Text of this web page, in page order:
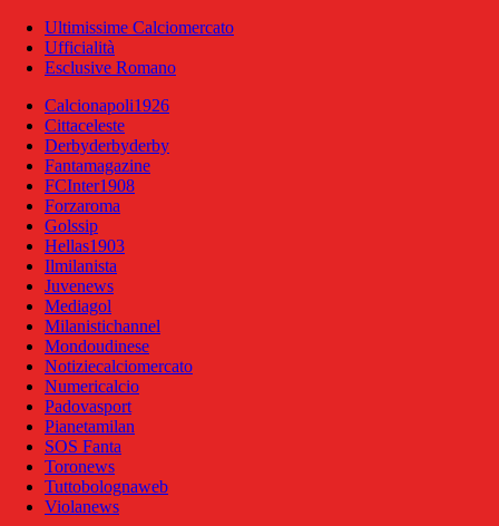
Ultimissime Calciomercato
Ufficialità
Esclusive Romano
Calcionapoli1926
Cittaceleste
Derbyderbyderby
Fantamagazine
FCInter1908
Forzaroma
Golssip
Hellas1903
Ilmilanista
Juvenews
Mediagol
Milanistichannel
Mondoudinese
Notiziecalciomercato
Numericalcio
Padovasport
Pianetamilan
SOS Fanta
Toronews
Tuttobolognaweb
Violanews